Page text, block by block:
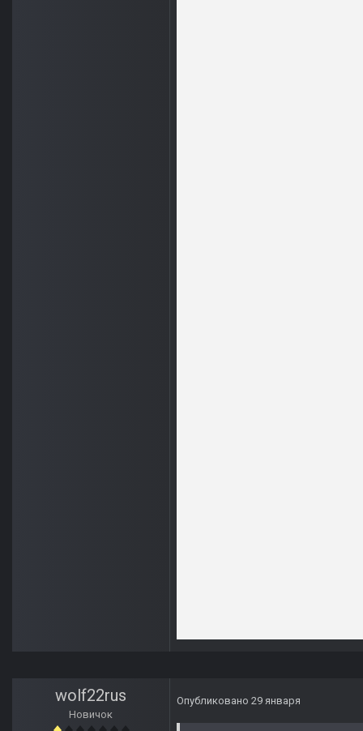
wolf22rus
Новичок
Опубликовано 29 января